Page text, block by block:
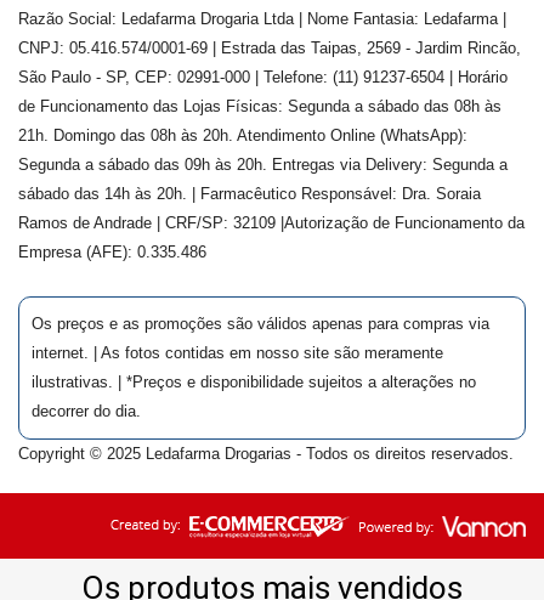
Razão Social: Ledafarma Drogaria Ltda | Nome Fantasia: Ledafarma |
CNPJ: 05.416.574/0001-69 | Estrada das Taipas, 2569 - Jardim Rincão,
São Paulo - SP, CEP: 02991-000 | Telefone: (11) 91237-6504 | Horário
de Funcionamento das Lojas Físicas: Segunda a sábado das 08h às
21h. Domingo das 08h às 20h. Atendimento Online (WhatsApp):
Segunda a sábado das 09h às 20h. Entregas via Delivery: Segunda a
sábado das 14h às 20h. | Farmacêutico Responsável: Dra. Soraia
Ramos de Andrade
| CRF/SP: 32109 |Autorização de Funcionamento da
Empresa (AFE): 0.335.486
Os preços e as promoções são válidos apenas para compras via
internet. | As fotos contidas em nosso site são meramente
ilustrativas. | *Preços e disponibilidade sujeitos a alterações no
decorrer do dia.
Copyright © 2025 Ledafarma Drogarias - Todos os direitos reservados.